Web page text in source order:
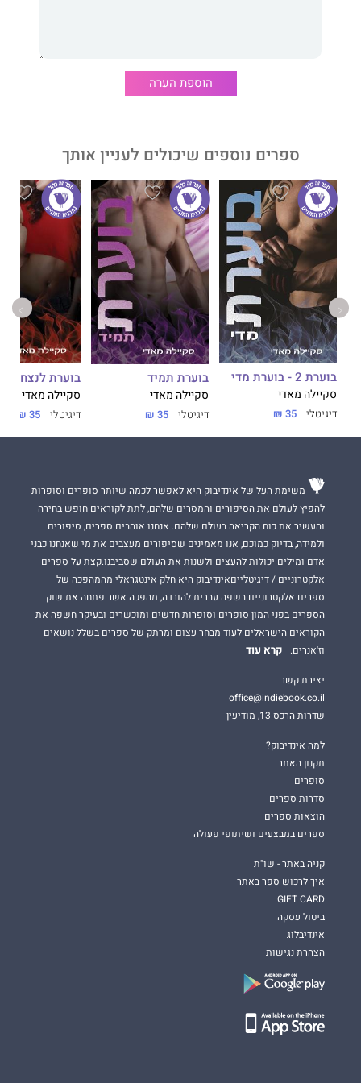
הוספת הערה
ספרים נוספים שיכולים לעניין אותך
בוערת 2 - בוערת מדי
סקיילה מאדי
דיגיטלי 35 ₪
בוערת תמיד
סקיילה מאדי
דיגיטלי 35 ₪
בוערת לנצח
סקיילה מאדי
דיגיטלי 35 ₪
משימת העל של אינדיבוק היא לאפשר לכמה שיותר סופרים וסופרות
להפיץ לעולם את הסיפורים והמסרים שלהם, לתת לקוראים חופש בחירה
והעשיר את כוח הקריאה בעולם שלהם. אנחנו אוהבים ספרים, סיפורים
ולמידה, בדיוק כמוכם, אנו מאמינים שסיפורים מעצבים את מי שאנחנו כבני
אדם ומילים יכולות להעצים ולשנות את העולם שסביבנו.קצת על ספרים
אלקטרוניים / דיגיטלייםאינדיבוק היא חלק אינטגראלי מהמהפכה של
ספרים אלקטרוניים בשפה עברית להורדה, מהפכה אשר פתחה את שוק
הספרים בפני המון סופרים וסופרות חדשים ומוכשרים ובעיקר חשפה את
הקוראים הישראלים לעוד מבחר עצום ומרתק של ספרים בשלל נושאים
וז'אנרים.
קרא עוד
יצירת קשר
office@indiebook.co.il
שדרות הרכס 13, מודיעין
למה אינדיבוק?
תקנון האתר
סופרים
סדרות ספרים
הוצאות ספרים
ספרים במבצעים ושיתופי פעולה
קניה באתר - שו"ת
איך לרכוש ספר באתר
GIFT CARD
ביטול עסקה
אינדיבלוג
הצהרת נגישות